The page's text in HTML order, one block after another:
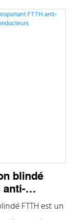
éléments de
blindé
anti-
à 2 ou 4
FTTH est un